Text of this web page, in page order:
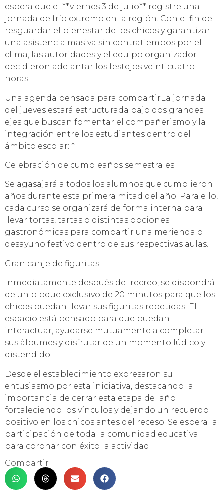
espera que el **viernes 3 de julio** registre una
jornada de frío extremo en la región. Con el fin de
resguardar el bienestar de los chicos y garantizar
una asistencia masiva sin contratiempos por el
clima, las autoridades y el equipo organizador
decidieron adelantar los festejos veinticuatro
horas.
Una agenda pensada para compartirLa jornada
del jueves estará estructurada bajo dos grandes
ejes que buscan fomentar el compañerismo y la
integración entre los estudiantes dentro del
ámbito escolar: *
Celebración de cumpleaños semestrales:
Se agasajará a todos los alumnos que cumplieron
años durante esta primera mitad del año. Para ello,
cada curso se organizará de forma interna para
llevar tortas, tartas o distintas opciones
gastronómicas para compartir una merienda o
desayuno festivo dentro de sus respectivas aulas.
Gran canje de figuritas:
Inmediatamente después del recreo, se dispondrá
de un bloque exclusivo de 20 minutos para que los
chicos puedan llevar sus figuritas repetidas. El
espacio está pensado para que puedan
interactuar, ayudarse mutuamente a completar
sus álbumes y disfrutar de un momento lúdico y
distendido.
Desde el establecimiento expresaron su
entusiasmo por esta iniciativa, destacando la
importancia de cerrar esta etapa del año
fortaleciendo los vínculos y dejando un recuerdo
positivo en los chicos antes del receso. Se espera la
participación de toda la comunidad educativa
para coronar con éxito la actividad
Compartir